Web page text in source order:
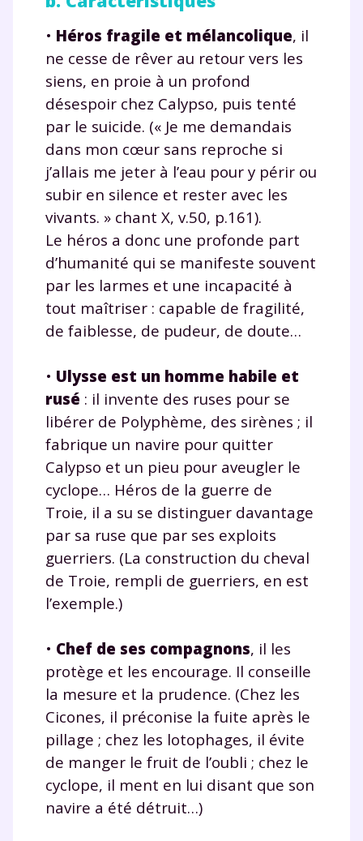
• Héros fragile et mélancolique, il
ne cesse de rêver au retour vers les
siens, en proie à un profond
désespoir chez Calypso, puis tenté
par le suicide. (« Je me demandais
dans mon cœur sans reproche si
j’allais me jeter à l’eau pour y périr ou
subir en silence et rester avec les
vivants. » chant X, v.50, p.161).
Le héros a donc une profonde part
d’humanité qui se manifeste souvent
par les larmes et une incapacité à
tout maîtriser : capable de fragilité,
de faiblesse, de pudeur, de doute…
• Ulysse est un homme habile et
rusé : il invente des ruses pour se
libérer de Polyphème, des sirènes ; il
fabrique un navire pour quitter
Calypso et un pieu pour aveugler le
cyclope… Héros de la guerre de
Troie, il a su se distinguer davantage
par sa ruse que par ses exploits
guerriers. (La construction du cheval
de Troie, rempli de guerriers, en est
l’exemple.)
• Chef de ses compagnons, il les
protège et les encourage. Il conseille
la mesure et la prudence. (Chez les
Cicones, il préconise la fuite après le
pillage ; chez les lotophages, il évite
de manger le fruit de l’oubli ; chez le
cyclope, il ment en lui disant que son
navire a été détruit…)